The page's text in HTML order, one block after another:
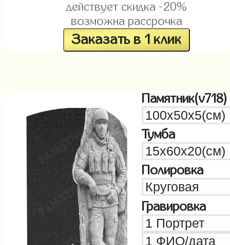
действует скидка -20%
возможна рассрочка
Заказать в 1 клик
Памятник(v718)
Тумба
Полировка
Гравировка